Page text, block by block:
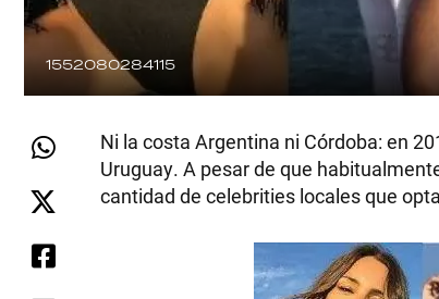
1552080284115
Ni la costa Argentina ni Córdoba: en
Uruguay. A pesar de que
cantidad de celebrities locales que